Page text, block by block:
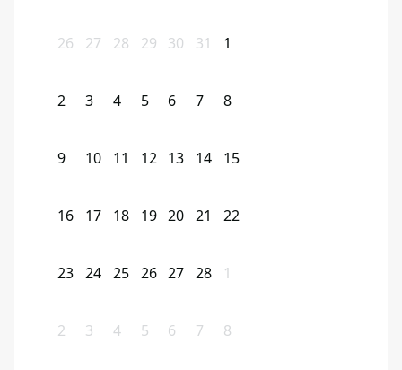
26 27 28 29 30 31 1
2 3 4 5 6 7 8
9 10 11 12 13 14 15
16 17 18 19 20 21 22
23 24 25 26 27 28 1
2 3 4 5 6 7 8